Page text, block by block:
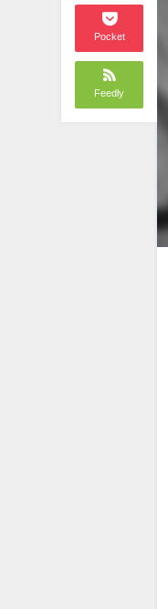
Pocket
Feedly